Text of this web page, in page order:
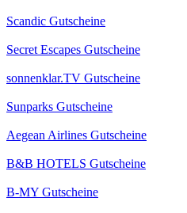
Scandic Gutscheine
Secret Escapes Gutscheine
sonnenklar.TV Gutscheine
Sunparks Gutscheine
Aegean Airlines Gutscheine
B&B HOTELS Gutscheine
B-MY Gutscheine